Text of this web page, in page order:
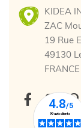
KIDEA
ZAC
19 Rue
49130
FRANCE